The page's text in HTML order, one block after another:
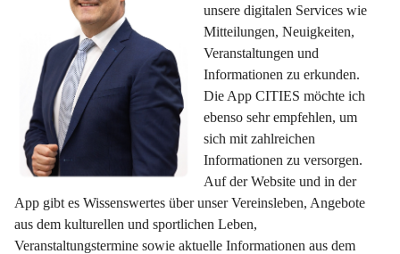
unsere digitalen Services wie
Mitteilungen, Neuigkeiten,
Veranstaltungen und
Informationen zu erkunden.
Die App CITIES möchte ich
ebenso sehr empfehlen, um
sich mit zahlreichen
Informationen zu versorgen.
Auf der Website und in der
App gibt es Wissenswertes über unser Vereinsleben, Angebote
aus dem kulturellen und sportlichen Leben,
Veranstaltungstermine sowie aktuelle Informationen aus dem